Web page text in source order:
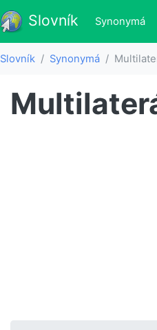
Slovník Slovník
Synonymá
Slovník Synonymá